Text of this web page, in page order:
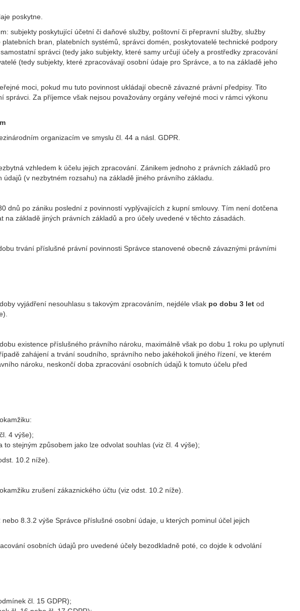
poskytne.
subjekty poskytující účetní či daňové služby, poštovní či přepravní služby, služby
bran, platebních systémů, správci domén, poskytovatelé technické podpory
správci (tedy jako subjekty, které samy určují účely a prostředky zpracování
(tedy subjekty, které zpracovávají osobní údaje pro Správce, a to na základě jeho
moci, pokud mu tuto povinnost ukládají obecně závazné právní předpisy. Tito
Za příjemce však nejsou považovány orgány veřejné moci v rámci výkonu
organizacím ve smyslu čl. 44 a násl. GDPR.
vzhledem k účelu jejich zpracování. Zánikem jednoho z právních základů pro
(v nezbytném rozsahu) na základě jiného právního základu.
dnů po zániku poslední z povinností vyplývajících z kupní smlouvy. Tím není dotčena
základě jiných právních základů a pro účely uvedené v těchto zásadách.
trvání příslušné právní povinnosti Správce stanovené obecně závaznými právními
vyjádření nesouhlasu s takovým zpracováním, nejdéle však po dobu 3 let od
existence příslušného právního nároku, maximálně však po dobu 1 roku po uplynutí
zahájení a trvání soudního, správního nebo jakéhokoli jiného řízení, ve kterém
nároku, neskončí doba zpracování osobních údajů k tomuto účelu před
4 výše);
stejným způsobem jako lze odvolat souhlas (viz čl. 4 výše);
10.2 níže).
zrušení zákaznického účtu (viz odst. 10.2 níže).
8.3.2 výše Správce příslušné osobní údaje, u kterých pominul účel jejich
osobních údajů pro uvedené účely bezodkladně poté, co dojde k odvolání
čl. 15 GDPR);